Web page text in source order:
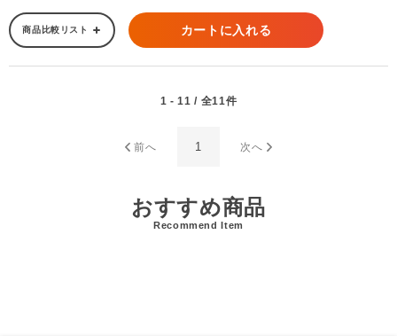
商品比較リスト カートに入れる
1 - 11 / 全11件
前へ 1 次へ
おすすめ商品
Recommend Item